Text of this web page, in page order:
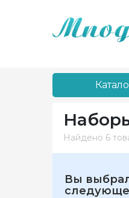
Найдено 6
Вы